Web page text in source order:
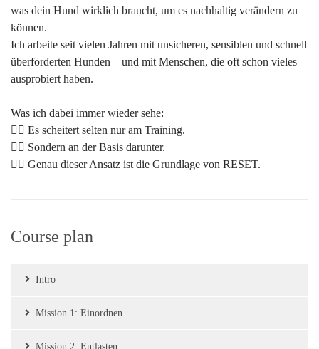
was dein Hund wirklich braucht, um es nachhaltig verändern zu
können.
Ich arbeite seit vielen Jahren mit unsicheren, sensiblen und schnell
überforderten Hunden – und mit Menschen, die oft schon vieles
ausprobiert haben.
Was ich dabei immer wieder sehe:
👉🏻 Es scheitert selten nur am Training.
👉🏻 Sondern an der Basis darunter.
👉🏻 Genau dieser Ansatz ist die Grundlage von RESET.
Course plan
Intro
Mission 1: Einordnen
Mission 2: Entlasten